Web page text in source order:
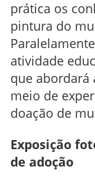
prática os
pintura do
atividade
que abordará
meio de
doação de
Exposição
de adoção